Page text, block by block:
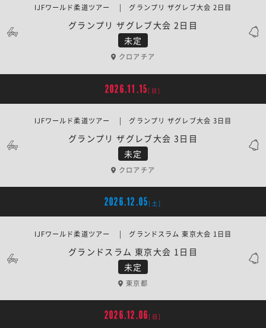
未定
グランプリ ザグレブ大会 2日目
IJFワールド柔道ツアー | グランプリ ザグレブ大会 2日目
クロアチア
2026.11.15 [日]
未定
グランプリ ザグレブ大会 3日目
IJFワールド柔道ツアー | グランプリ ザグレブ大会 3日目
クロアチア
2026.12.05 [土]
未定
グランドスラム 東京大会 1日目
IJFワールド柔道ツアー | グランドスラム 東京大会 1日目
東京都
2026.12.06 [日]